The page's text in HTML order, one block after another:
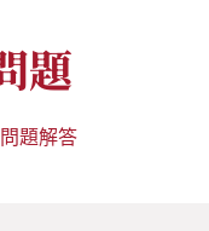
題
題解答